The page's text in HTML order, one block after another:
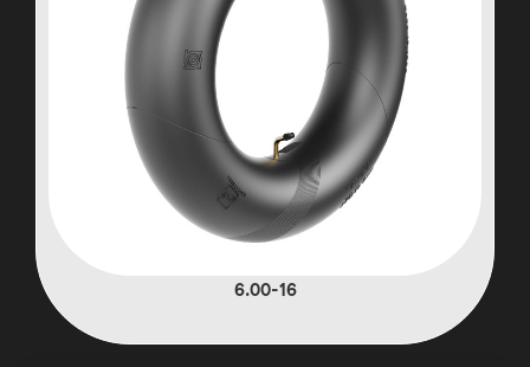
6.00-16